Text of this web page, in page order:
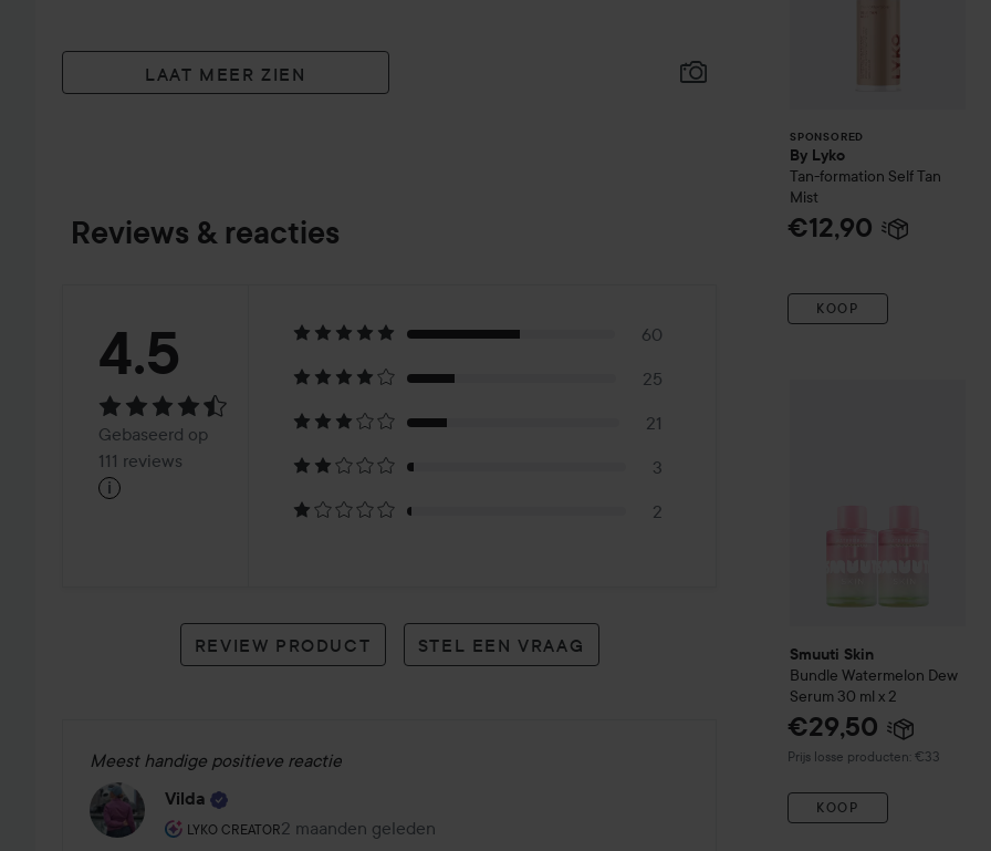
LAAT MEER ZIEN
Reviews & reacties
Beoordeling:
4.5Gebaseerd
op
reviews
4.5
Gebaseerd op
111 reviews
i
60
25
21
3
2
REVIEW PRODUCT STEL EEN VRAAG
Meest handige positieve reactie
Vilda
LYKO CREATOR
De rol van de gebruiker: Lyko Creator.
2 maanden geleden
Het bericht is gemaakt 2 maanden geleden
SPONSORED
By Lyko
Tan-formation Self Tan
Mist
€12,90
KOOP
Smuuti Skin
Bundle Watermelon Dew
Serum 30 ml x 2
€29,50
Prijs losse producten: €33
KOOP